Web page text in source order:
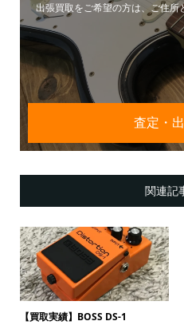
出張買取をご希望の方は、ご住所
査定・
関連記
【買取実績】BOSS DS-1